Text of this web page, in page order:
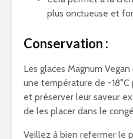
plus onctueuse et
Conservation :
Les glaces Magnum
une température de -
et préserver leur saveur
de les placer dans le
Veillez à bien refermer le